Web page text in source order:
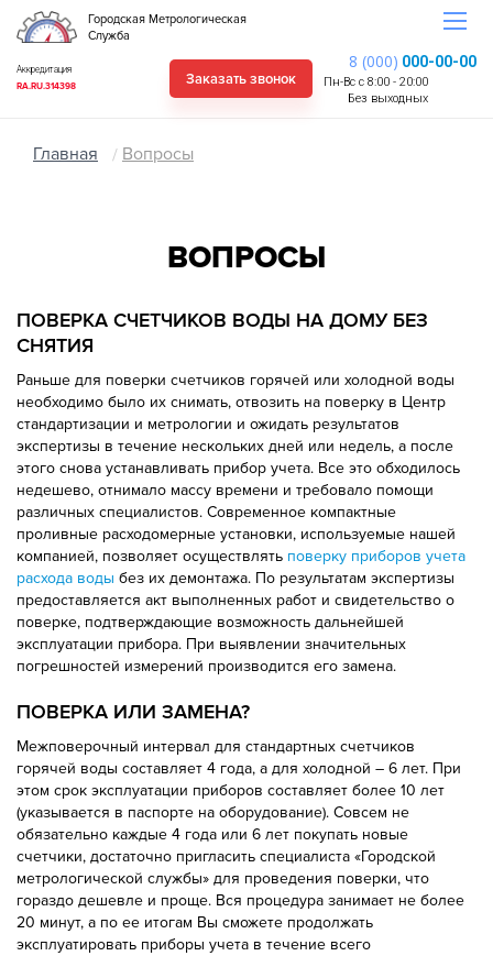
Городская Метрологическая
Служба
Заказать звонок
Аккредитация
RA.RU.314398
8 (000) 000-00-00
Пн-Вс с 8:00 - 20:00
Без выходных
Главная Вопросы
ВОПРОСЫ
ПОВЕРКА СЧЕТЧИКОВ ВОДЫ НА ДОМУ БЕЗ
СНЯТИЯ
Раньше для поверки счетчиков горячей или холодной воды
необходимо было их снимать, отвозить на поверку в Центр
стандартизации и метрологии и ожидать результатов
экспертизы в течение нескольких дней или недель, а после
этого снова устанавливать прибор учета. Все это обходилось
недешево, отнимало массу времени и требовало помощи
различных специалистов. Современное компактные
проливные расходомерные установки, используемые нашей
компанией, позволяет осуществлять поверку приборов учета
расхода воды без их демонтажа. По результатам экспертизы
предоставляется акт выполненных работ и свидетельство о
поверке, подтверждающие возможность дальнейшей
эксплуатации прибора. При выявлении значительных
погрешностей измерений производится его замена.
ПОВЕРКА ИЛИ ЗАМЕНА?
Межповерочный интервал для стандартных счетчиков
горячей воды составляет 4 года, а для холодной – 6 лет. При
этом срок эксплуатации приборов составляет более 10 лет
(указывается в паспорте на оборудование). Совсем не
обязательно каждые 4 года или 6 лет покупать новые
счетчики, достаточно пригласить специалиста «Городской
метрологической службы» для проведения поверки, что
гораздо дешевле и проще. Вся процедура занимает не более
20 минут, а по ее итогам Вы сможете продолжать
эксплуатировать приборы учета в течение всего